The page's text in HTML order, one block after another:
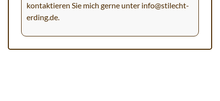
kontaktieren Sie mich gerne unter info@stilecht-
erding.de.